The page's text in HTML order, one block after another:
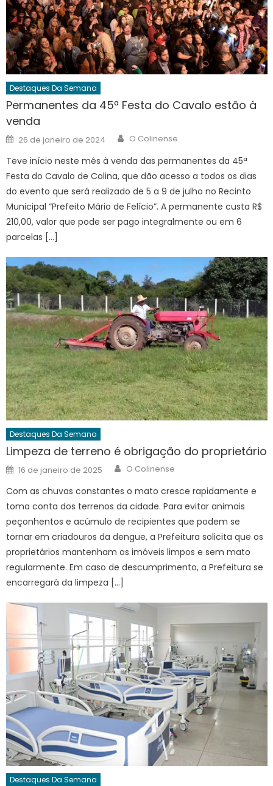
Destaques Da Semana
Permanentes da 45ª Festa do Cavalo estão à
venda
Posted
on
26 de janeiro de 2024 Author
O Colinense
Teve início neste mês à venda das permanentes da 45ª
Festa do Cavalo de Colina, que dão acesso a todos os dias
do evento que será realizado de 5 a 9 de julho no Recinto
Municipal “Prefeito Mário de Felício”. A permanente custa R$
210,00, valor que pode ser pago integralmente ou em 6
parcelas […]
Destaques Da Semana
Limpeza de terreno é obrigação do proprietário
Posted
on
16 de janeiro de 2025 Author
O Colinense
Com as chuvas constantes o mato cresce rapidamente e
toma conta dos terrenos da cidade. Para evitar animais
peçonhentos e acúmulo de recipientes que podem se
tornar em criadouros da dengue, a Prefeitura solicita que os
proprietários mantenham os imóveis limpos e sem mato
regularmente. Em caso de descumprimento, a Prefeitura se
encarregará da limpeza […]
Destaques Da Semana